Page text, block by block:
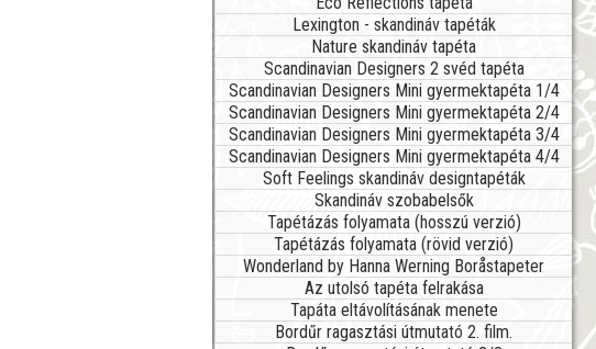
Lexington - skandináv tapéták
Nature skandináv tapéta
Scandinavian Designers 2 svéd tapéta
Scandinavian Designers Mini gyermektapéta 1/4
Scandinavian Designers Mini gyermektapéta 2/4
Scandinavian Designers Mini gyermektapéta 3/4
Scandinavian Designers Mini gyermektapéta 4/4
Soft Feelings skandináv designtapéták
Skandináv szobabelsők
Tapétázás folyamata (hosszú verzió)
Tapétázás folyamata (rövid verzió)
Wonderland by Hanna Werning Boråstapeter
Az utolsó tapéta felrakása
Tapáta eltávolításának menete
Bordűr ragasztási útmutató 2. film.